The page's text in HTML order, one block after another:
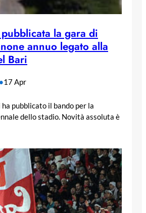
la gara di
annuo legato alla
Bari
•17 Apr
pubblicato il bando per la
dello stadio. Novità assoluta è